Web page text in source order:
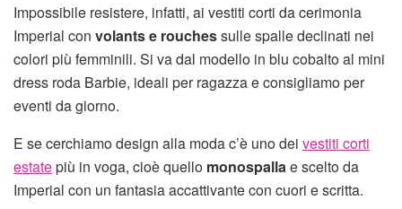
Impossibile resistere, infatti, ai vestiti corti da cerimonia
Imperial con volants e rouchessulle spalle declinati nei
colori più femminili. Si va dal modello in blu cobalto al mini
dress roda Barbie, ideali per ragazza e consigliamo per
eventi da giorno.
E se cerchiamo design alla moda c’è uno dei vestiti corti
estatepiù in voga, cioè quello monospallae scelto da
Imperial con un fantasia accattivante con cuori e scritta.